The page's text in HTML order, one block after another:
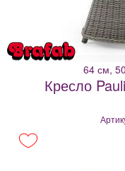
64 см,
Кресло